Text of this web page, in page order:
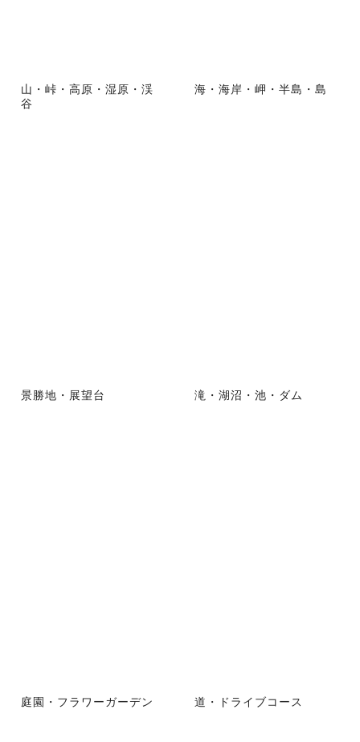
山・峠・高原・湿原・渓
谷
海・海岸・岬・半島・島
景勝地・展望台 滝・湖沼・池・ダム
庭園・フラワーガーデン 道・ドライブコース